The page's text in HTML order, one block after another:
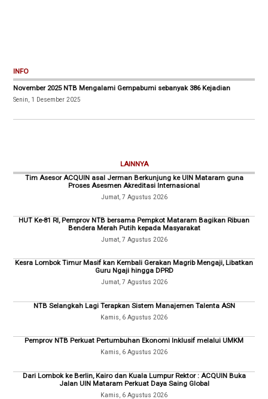
INFO
November 2025 NTB Mengalami Gempabumi sebanyak 386 Kejadian
Senin, 1 Desember 2025
LAINNYA
Tim Asesor ACQUIN asal Jerman Berkunjung ke UIN Mataram guna
Proses Asesmen Akreditasi Internasional
Jumat, 7 Agustus 2026
HUT Ke-81 RI, Pemprov NTB bersama Pempkot Mataram Bagikan Ribuan
Bendera Merah Putih kepada Masyarakat
Jumat, 7 Agustus 2026
Kesra Lombok Timur Masif kan Kembali Gerakan Magrib Mengaji, Libatkan
Guru Ngaji hingga DPRD
Jumat, 7 Agustus 2026
NTB Selangkah Lagi Terapkan Sistem Manajemen Talenta ASN
Kamis, 6 Agustus 2026
Pemprov NTB Perkuat Pertumbuhan Ekonomi Inklusif melalui UMKM
Kamis, 6 Agustus 2026
Dari Lombok ke Berlin, Kairo dan Kuala Lumpur Rektor : ACQUIN Buka
Jalan UIN Mataram Perkuat Daya Saing Global
Kamis, 6 Agustus 2026